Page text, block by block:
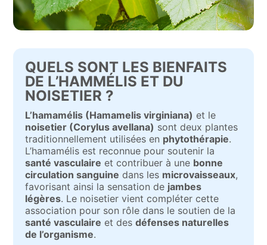
QUELS SONT LES BIENFAITS
DE L’HAMMÉLIS ET DU
NOISETIER ?
L’hamamélis (Hamamelis virginiana) et le
noisetier (Corylus avellana) sont deux plantes
traditionnellement utilisées en phytothérapie.
L’hamamélis est reconnue pour soutenir la
santé vasculaire et contribuer à une bonne
circulation sanguine dans les microvaisseaux,
favorisant ainsi la sensation de jambes
légères. Le noisetier vient compléter cette
association pour son rôle dans le soutien de la
santé vasculaire et desdéfenses naturelles
de l’organisme.